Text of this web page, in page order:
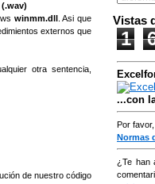
(.wav)
winmm.dll
. Asi que
externos que
otra sentencia,
de nuestro código
Vistas
1
...con
Por
Normas
¿Te han